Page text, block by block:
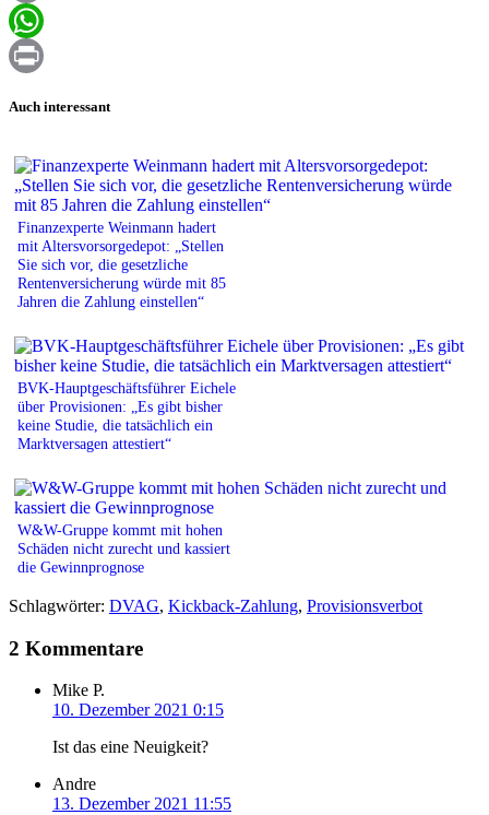
Email
WhatsApp
Auch interessant
Finanzexperte Weinmann hadert
mit Altersvorsorgedepot: „Stellen
Sie sich vor, die gesetzliche
Rentenversicherung würde mit 85
Jahren die Zahlung einstellen“
BVK-Hauptgeschäftsführer Eichele
über Provisionen: „Es gibt bisher
keine Studie, die tatsächlich ein
Marktversagen attestiert“
W&W-Gruppe kommt mit hohen
Schäden nicht zurecht und kassiert
die Gewinnprognose
Schlagwörter: DVAG, Kickback-Zahlung, Provisionsverbot
2 Kommentare
Mike P.
10. Dezember 2021 0:15
Ist das eine Neuigkeit?
Andre
13. Dezember 2021 11:55